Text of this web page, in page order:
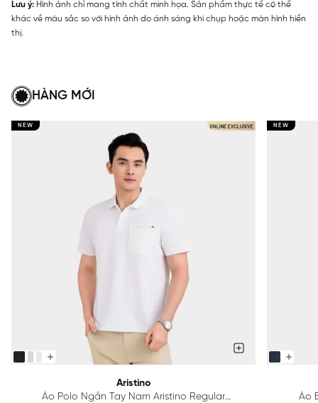
Lưu ý: Hình ảnh chỉ mang tính chất minh họa. Sản phẩm thực tế có thể
khác về màu sắc so với hình ảnh do ánh sáng khi chụp hoặc màn hình hiển
thị.
HÀNG MỚI
NEW
Aristino
Áo Polo Ngắn Tay Nam Aristino Regular
NEW
Áo